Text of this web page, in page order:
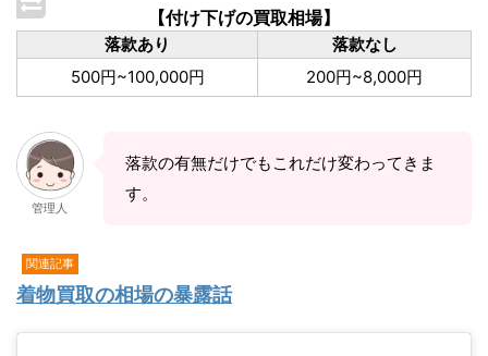
【付け下げの買取相場】
落款あり
落款なし
500円~100,000円
200円~8,000円
管理人
落款の有無だけでもこれだけ変わってきま
す。
関連記事
着物買取の相場の暴露話